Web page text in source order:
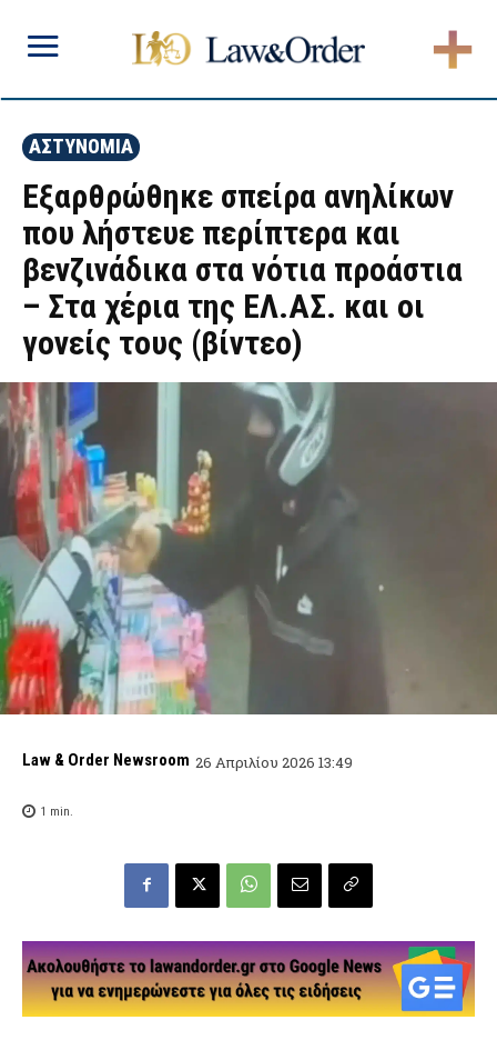
ΑΣΤΥΝΟΜΙΑ
Εξαρθρώθηκε σπείρα ανηλίκων
που λήστευε περίπτερα και
βενζινάδικα στα νότια προάστια
– Στα χέρια της ΕΛ.ΑΣ. και οι
γονείς τους (βίντεο)
Law & Order Newsroom 26 Απριλίου 2026 13:49
1 min.